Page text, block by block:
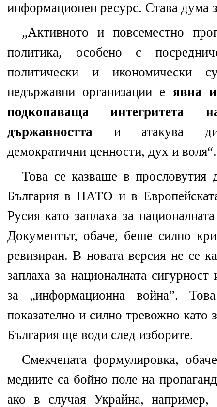
информационен ресурс. Става дума
„Активното и повсеместно
политика, особено с
политически и икономически
недържавни организации е явна
подкопаваща интегритета
държавността и атакува
демократични ценности, дух и воля“.
Това се казваше в прословутия
България в НАТО и в
Русия като заплаха за
Документът, обаче, беше силно
ревизиран. В новата версия не се
заплаха за националната
за „информационна война”.
показателно и силно тревожно като
България ще води след изборите.
Смекчената формулировка,
медиите са бойно поле на
ако в случая Украйна,